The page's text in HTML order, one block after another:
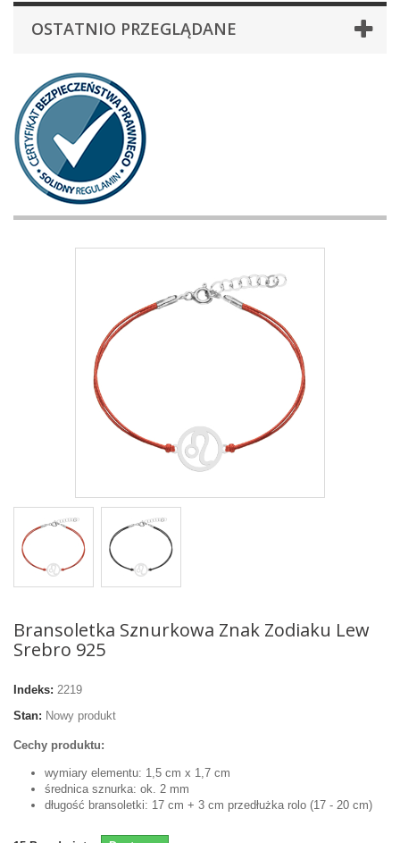
OSTATNIO PRZEGLĄDANE
Bransoletka Sznurkowa Znak Zodiaku Lew
Srebro 925
Indeks: 2219
Stan: Nowy produkt
Cechy produktu:
wymiary elementu: 1,5 cm x 1,7 cm
średnica sznurka: ok. 2 mm
długość bransoletki: 17 cm + 3 cm przedłużka rolo (17 - 20 cm)